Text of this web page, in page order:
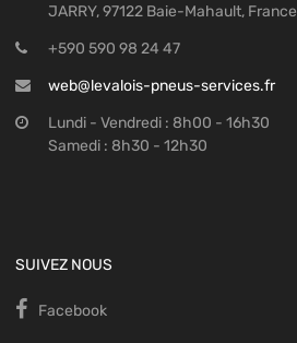
JARRY, 97122 Baie-Mahault, France
+590 590 98 24 47
web@levalois-pneus-services.fr
Lundi - Vendredi : 8h00 - 16h30
Samedi : 8h30 - 12h30
SUIVEZ NOUS
Facebook